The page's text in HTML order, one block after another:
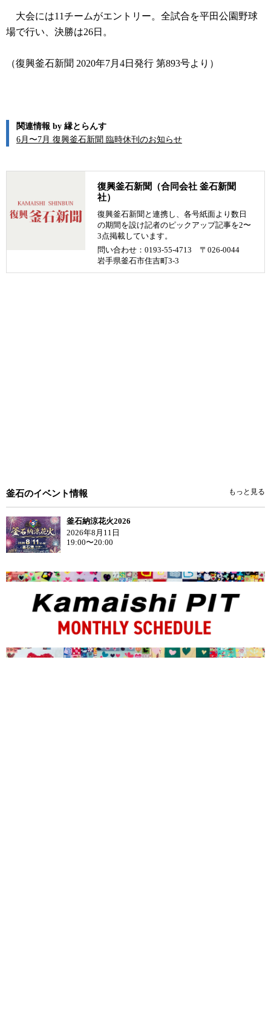
大会には11チームがエントリー。全試合を平田公園野球
場で行い、決勝は26日。
（復興釜石新聞 2020年7月4日発行 第893号より）
関連情報 by 縁とらんす
6月〜7月 復興釜石新聞 臨時休刊のお知らせ
復興釜石新聞（合同会社 釜石新聞
社）
復興釜石新聞と連携し、各号紙面より数日
の期間を設け記者のピックアップ記事を2〜
3点掲載しています。
問い合わせ：0193-55-4713 〒026-0044
岩手県釜石市住吉町3-3
釜石のイベント情報 もっと見る
釜石納涼花火2026
2026年8月11日
19:00〜20:00